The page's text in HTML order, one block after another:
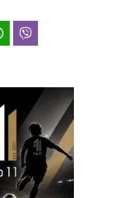
WhatsApp